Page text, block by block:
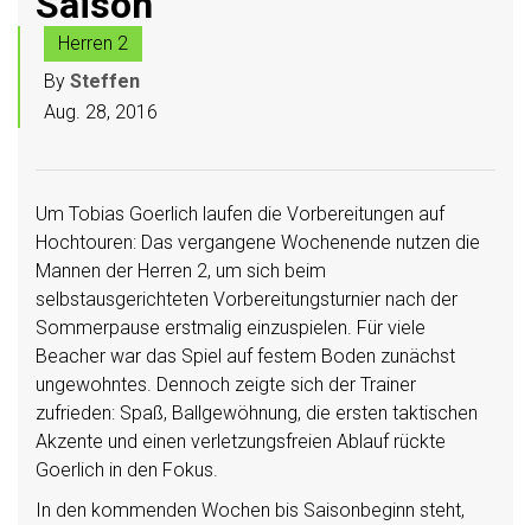
Herren 2
By Steffen
Aug. 28, 2016
Um Tobias Goerlich laufen die Vorbereitungen auf
Hochtouren: Das vergangene Wochenende nutzen die
Mannen der Herren 2, um sich beim
selbstausgerichteten Vorbereitungsturnier nach der
Sommerpause erstmalig einzuspielen. Für viele
Beacher war das Spiel auf festem Boden zunächst
ungewohntes. Dennoch zeigte sich der Trainer
zufrieden: Spaß, Ballgewöhnung, die ersten taktischen
Akzente und einen verletzungsfreien Ablauf rückte
Goerlich in den Fokus.
In den kommenden Wochen bis Saisonbeginn steht,